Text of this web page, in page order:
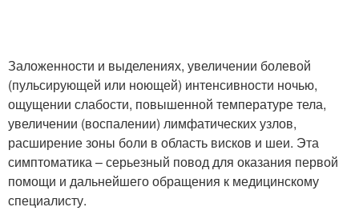
Заложенности и выделениях, увеличении болевой
(пульсирующей или ноющей) интенсивности ночью,
ощущении слабости, повышенной температуре тела,
увеличении (воспалении) лимфатических узлов,
расширение зоны боли в область висков и шеи. Эта
симптоматика – серьезный повод для оказания первой
помощи и дальнейшего обращения к медицинскому
специалисту.